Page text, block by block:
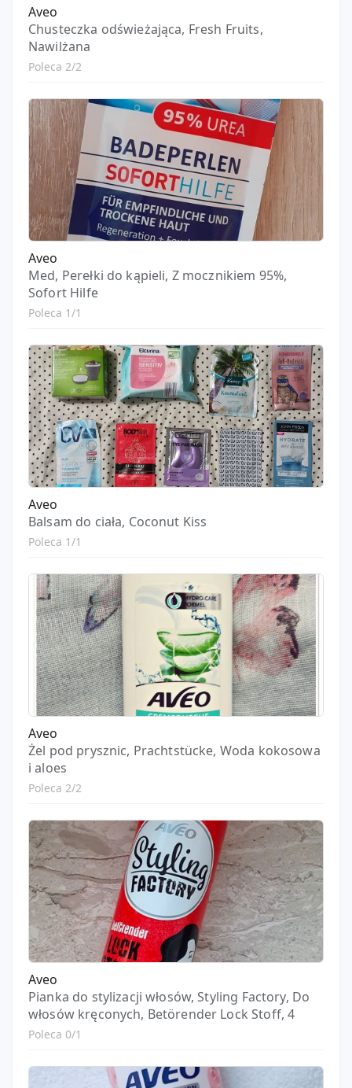
Aveo
Chusteczka odświeżająca, Fresh Fruits,
Nawilżana
Poleca 2/2
Aveo
Med, Perełki do kąpieli, Z mocznikiem 95%,
Sofort Hilfe
Poleca 1/1
Aveo
Balsam do ciała, Coconut Kiss
Poleca 1/1
Aveo
Żel pod prysznic, Prachtstücke, Woda kokosowa
i aloes
Poleca 2/2
Aveo
Pianka do stylizacji włosów, Styling Factory, Do
włosów kręconych, Betörender Lock Stoff, 4
Poleca 0/1